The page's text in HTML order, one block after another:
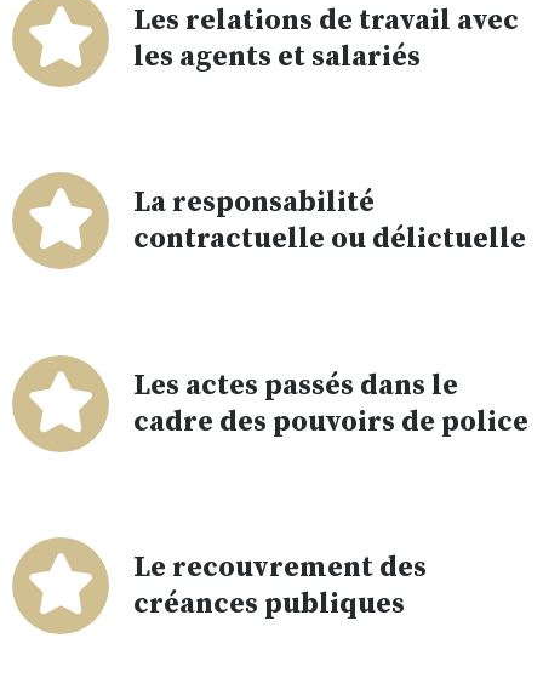
Les relations de travail avec
les agents et salariés
La responsabilité
contractuelle ou délictuelle
Les actes passés dans le
cadre des pouvoirs de police
Le recouvrement des
créances publiques